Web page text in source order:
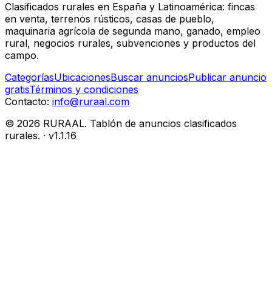
Clasificados rurales en España y Latinoamérica: fincas
en venta, terrenos rústicos, casas de pueblo,
maquinaria agrícola de segunda mano, ganado, empleo
rural, negocios rurales, subvenciones y productos del
campo.
CategoríasUbicacionesBuscar anunciosPublicar anuncio
gratisTérminos y condiciones
Contacto: info@ruraal.com
© 2026 RURAAL. Tablón de anuncios clasificados
rurales. · v1.1.16